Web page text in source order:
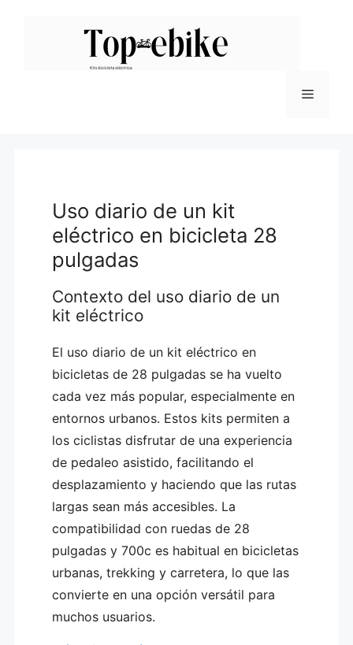
Menú
Uso diario de un kit
eléctrico en bicicleta 28
pulgadas
Contexto del uso diario de un
kit eléctrico
El uso diario de un kit eléctrico en
bicicletas de 28 pulgadas se ha vuelto
cada vez más popular, especialmente en
entornos urbanos. Estos kits permiten a
los ciclistas disfrutar de una experiencia
de pedaleo asistido, facilitando el
desplazamiento y haciendo que las rutas
largas sean más accesibles. La
compatibilidad con ruedas de 28
pulgadas y 700c es habitual en bicicletas
urbanas, trekking y carretera, lo que las
convierte en una opción versátil para
muchos usuarios.